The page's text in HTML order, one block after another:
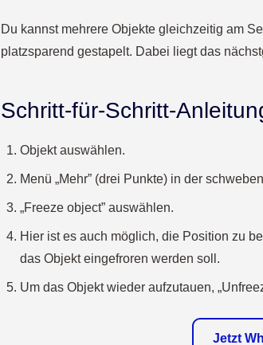
Du kannst mehrere Objekte gleichzeitig am
platzsparend gestapelt. Dabei liegt das
Schritt-für-Schritt-
Objekt auswählen.
Menü „Mehr” (drei Punkte) in der
„Freeze object” auswählen.
Hier ist es auch möglich, die Position zu
das Objekt eingefroren werden soll.
Um das Objekt wieder aufzutauen, „
Jetzt